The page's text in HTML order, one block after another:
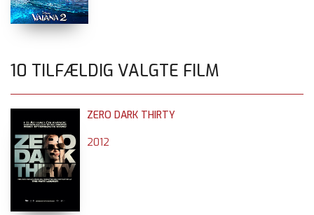
10 TILFÆLDIG VALGTE FILM
ZERO DARK THIRTY
2012